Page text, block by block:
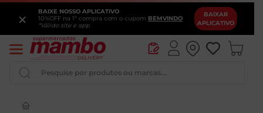
BAIXE NOSSO APLICATIVO
10%OFF na 1ª compra com o cupom BEMVINDO
*Válido site e app
BAIXAR
APLICATIVO
×
Pesquise por produtos ou marcas...